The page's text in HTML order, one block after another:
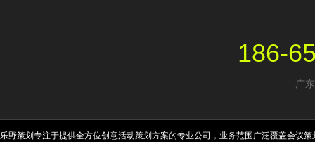
186-
广
乐野策划专注于提供全方位创意活动策划方案的专业公司，业务范围广泛覆盖会议